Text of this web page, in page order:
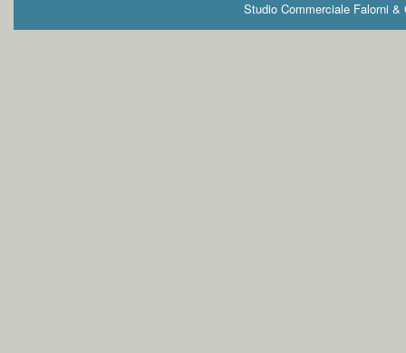
Studio Commerciale Falorni